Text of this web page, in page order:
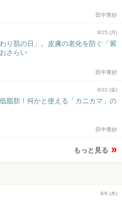
田中青紗
8/25 (月)
り肌の日」。皮膚の老化を防ぐ「紫
さらい
田中青紗
8/22 (金)
脂肪！何かと使える「カニカマ」の
田中青紗
もっと見る
8/6 (木)